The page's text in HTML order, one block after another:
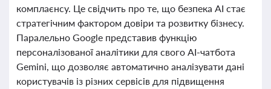
комплаєнсу. Це свідчить про те, що безпека AI стає
стратегічним фактором довіри та розвитку бізнесу.
Паралельно Google представив функцію
персоналізованої аналітики для свого AI-чатбота
Gemini, що дозволяє автоматично аналізувати дані
користувачів із різних сервісів для підвищення